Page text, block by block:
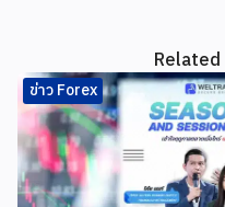
ข่าว Forex